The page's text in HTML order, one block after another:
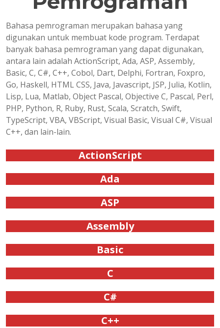
Bahasa pemrograman merupakan bahasa yang
digunakan untuk membuat kode program. Terdapat
banyak bahasa pemrograman yang dapat digunakan,
antara lain adalah ActionScript, Ada, ASP, Assembly,
Basic, C, C#, C++, Cobol, Dart, Delphi, Fortran, Foxpro,
Go, Haskell, HTML CSS, Java, Javascript, JSP, Julia, Kotlin,
Lisp, Lua, Matlab, Object Pascal, Objective C, Pascal, Perl,
PHP, Python, R, Ruby, Rust, Scala, Scratch, Swift,
TypeScript, VBA, VBScript, Visual Basic, Visual C#, Visual
C++, dan lain-lain.
ActionScript
Ada
ASP
Assembly
Basic
C
C#
C++